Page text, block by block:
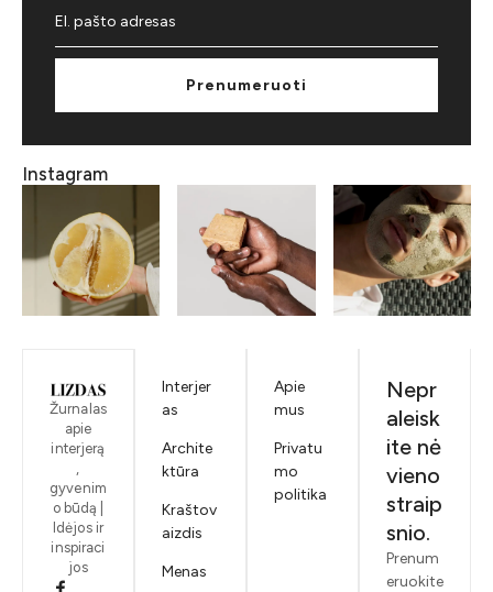
Prenumeruoti
Instagram
Žurnalas
apie
interjerą
,
gyvenim
o būdą |
Idėjos ir
inspiraci
jos
Interjer
as
Archite
ktūra
Kraštov
aizdis
Menas
Apie
mus
Privatu
mo
politika
Nepr
aleisk
ite nė
vieno
straip
snio.
Prenum
eruokite